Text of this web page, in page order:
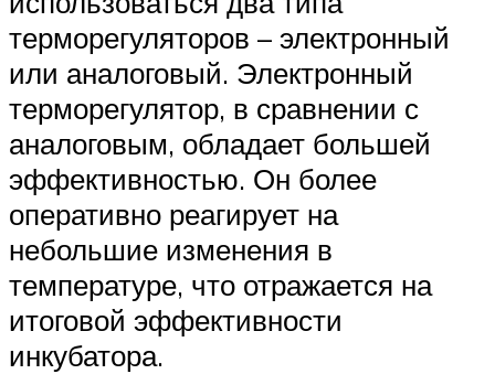
терморегуляторов – электронный
или аналоговый. Электронный
терморегулятор, в сравнении с
аналоговым, обладает большей
эффективностью. Он более
оперативно реагирует на
небольшие изменения в
температуре, что отражается на
итоговой эффективности
инкубатора.